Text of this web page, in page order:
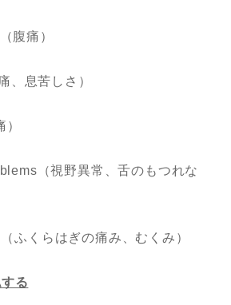
腹痛）
、息苦しさ）
（視野異常、舌のもつれな
ふくらはぎの痛み、むくみ）
る